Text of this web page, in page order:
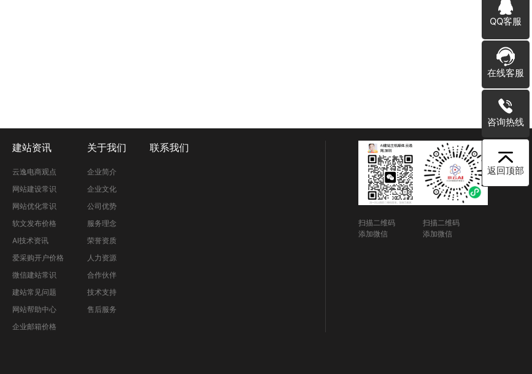
建站资讯
云逸电商观点
网站建设常识
网站优化常识
软文发布价格
AI技术资讯
爱采购开户价格
微信建站常识
建站常见问题
网站帮助中心
企业邮箱价格
关于我们
企业简介
企业文化
公司优势
服务理念
荣誉资质
人力资源
合作伙伴
技术支持
售后服务
联系我们
扫描二维码
添加微信
扫描二维码
添加微信
QQ客服
在线客服
咨询热线
返回顶部